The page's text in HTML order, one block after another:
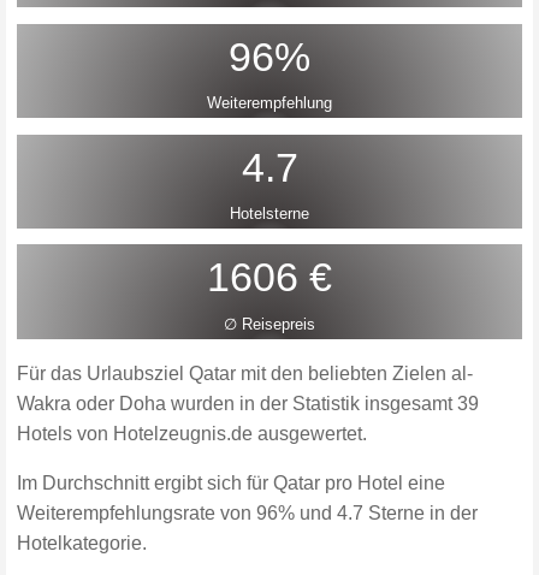
96%
Weiterempfehlung
4.7
Hotelsterne
1606 €
∅ Reisepreis
Für das Urlaubsziel Qatar mit den beliebten Zielen al-
Wakra oder Doha wurden in der Statistik insgesamt 39
Hotels von Hotelzeugnis.de ausgewertet.
Im Durchschnitt ergibt sich für Qatar pro Hotel eine
Weiterempfehlungsrate von 96% und 4.7 Sterne in der
Hotelkategorie.